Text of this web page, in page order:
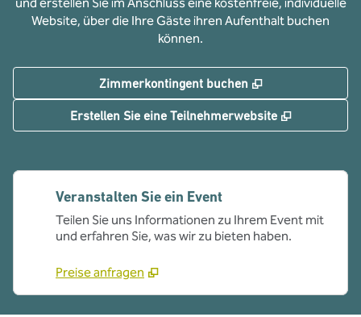
Website, über die Ihre Gäste ihren Aufenthalt buchen
können.
Zimmerkontingent buchen ,
Erstellen Sie eine Teilnehmerwebsite ,
Veranstalten Sie ein Event
Teilen Sie uns Informationen zu Ihrem Event mit
und erfahren Sie, was wir zu bieten haben.
Preise anfragen